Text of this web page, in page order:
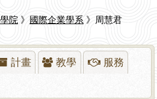
院 》 國際企業學系 》周慧君
計畫 教學 服務